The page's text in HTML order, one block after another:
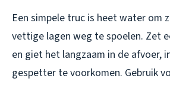
Een simpele truc is heet water om
vettige lagen weg te spoelen. Zet
en giet het langzaam in de afvoer,
gespetter te voorkomen. Gebruik